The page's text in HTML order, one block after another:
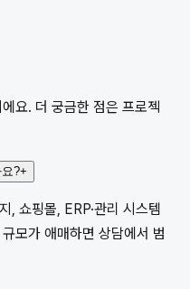
요. 더 궁금한 점은 프로젝
?+
, 쇼핑몰, ERP·관리 시스템
모가 애매하면 상담에서 범